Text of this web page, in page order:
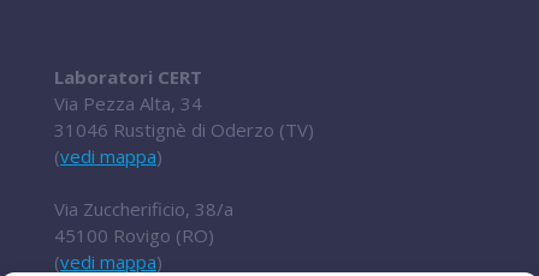
Laboratori CERT
Via Pezza Alta, 34
31046 Rustignè di Oderzo (TV)
(vedi mappa)
Via Zuccherificio, 38/a
45100 Rovigo (RO)
(vedi mappa)